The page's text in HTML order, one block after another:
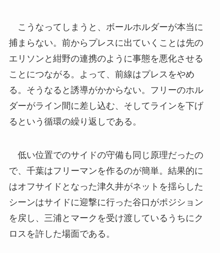
こうなってしまうと、ボールホルダーが本当に
捕まらない。前からプレスに出ていくことは先の
エリソンと紺野の連携のように事態を悪化させる
ことにつながる。よって、前線はプレスをやめ
る。そうなると誘導がかからない。フリーのホル
ダーがライン間に差し込む、そしてラインを下げ
るという循環の繰り返しである。
低い位置でのサイドの守備も同じ原理だったの
で、千葉はフリーマンを作るのが簡単。結果的に
はオフサイドとなった津久井がネットを揺らした
シーンはサイドに迎撃に行った谷口がポジション
を戻し、三浦とマークを受け渡しているうちにク
ロスを許した場面である。